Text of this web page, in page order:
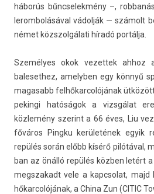
háborús bűncselek­mény –,
lerom­bolásáv­al vádolják — számolt
német közszol­gálati híradó portálja.
Személyes okok vezet­tek ahhoz
balesethez, amelyb­en egy könnyű
magasabb fel­hőkar­colójának
pekin­gi hatóságok a vizsgálat
közlemény szerint a 66 éves, Liu
főváros Pingku kerületének egyik
repülés során előbb kísérő pilótával,
ban az önálló repülés közben letért
megszakadt vele a kapcsolat,
hőkar­colójának, a China Zun (CITIC